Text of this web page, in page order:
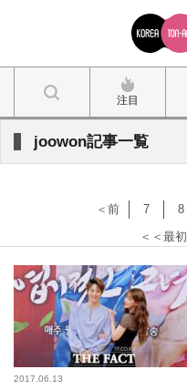
注目
joowon記事一覧
＜＜最初
＜前 7 8
2017.06.13